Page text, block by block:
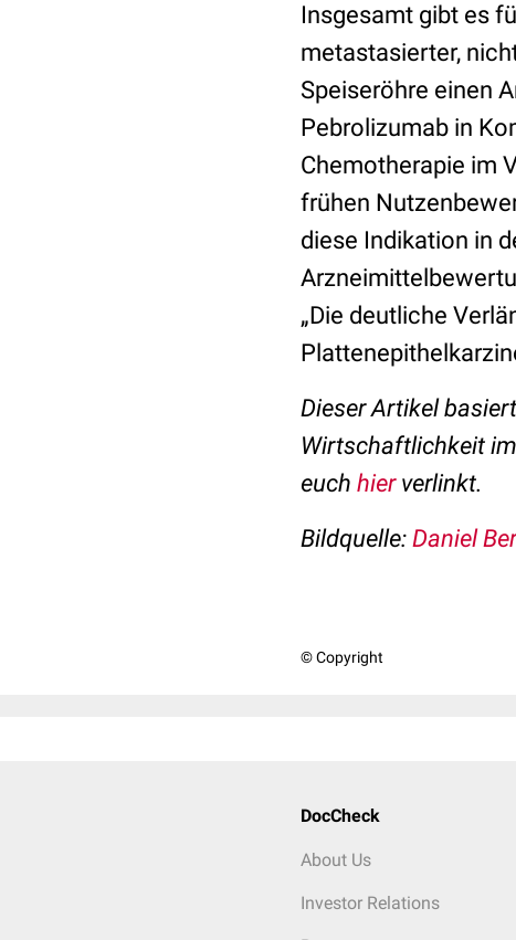
Insgesamt gibt es
metastasierter,
Speiseröhre einen
Pebrolizumab in
Chemotherapie im
frühen
diese Indikation in
„Die deutliche
Dieser Artikel
Wirtschaftlichkeit
euch hierverlinkt.
Bildquelle: Daniel
© Copyright
DocCheck
About Us
Investor Relations